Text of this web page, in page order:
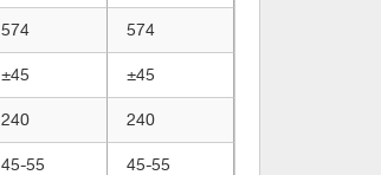
574 574
±45 ±45
240 240
45-55 45-55